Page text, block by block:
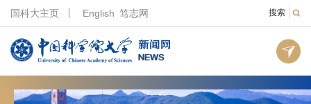
搜索
国科大主页 English 笃志网